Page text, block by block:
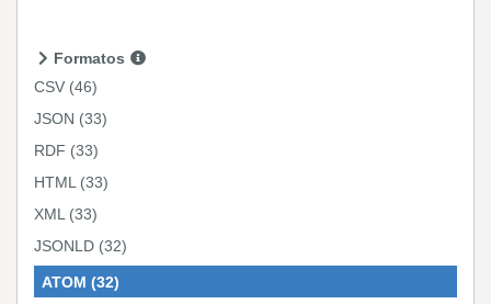
Formatos
CSV (46)
JSON (33)
RDF (33)
HTML (33)
XML (33)
JSONLD (32)
ATOM (32)